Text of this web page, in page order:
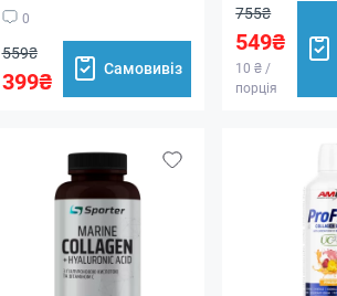
0
559₴
399₴ Самовивіз
755₴
549₴
10 ₴ /
порція